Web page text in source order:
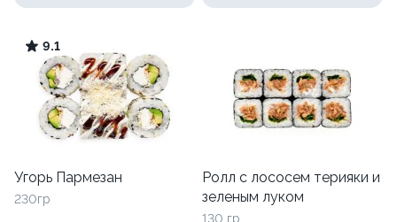
9.1
Угорь Пармезан
230гр
Ролл с лососем терияки и
зеленым луком
130 гр